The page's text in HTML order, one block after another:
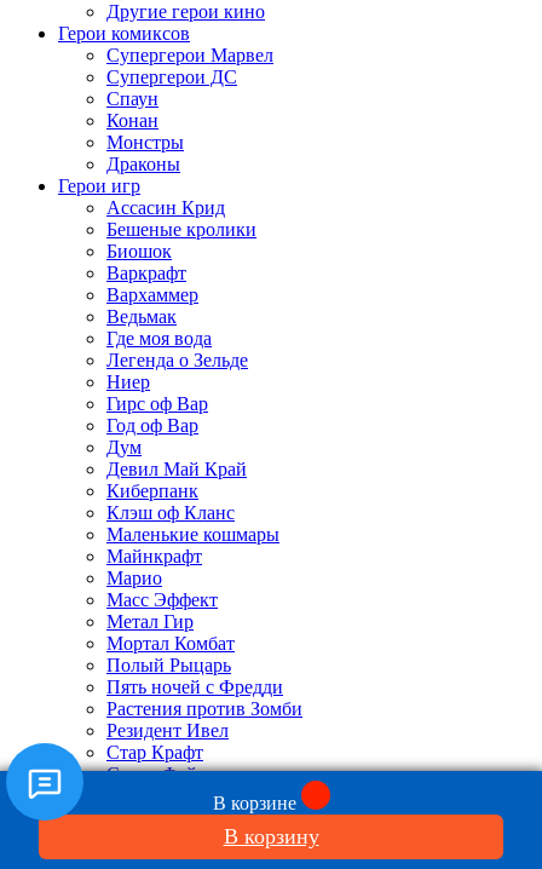
В корзине
В корзину
Другие герои кино
Герои комиксов
Супергерои Марвел
Супергерои ДС
Спаун
Конан
Монстры
Драконы
Герои игр
Ассасин Крид
Бешеные кролики
Биошок
Варкрафт
Вархаммер
Ведьмак
Где моя вода
Легенда о Зельде
Ниер
Гирс оф Вар
Год оф Вар
Дум
Девил Май Край
Киберпанк
Клэш оф Кланс
Маленькие кошмары
Майнкрафт
Марио
Масс Эффект
Метал Гир
Мортал Комбат
Полый Рыцарь
Пять ночей с Фредди
Растения против Зомби
Резидент Ивел
Стар Крафт
Стрит Файтер
Финал Фэнтази
Фоллаут